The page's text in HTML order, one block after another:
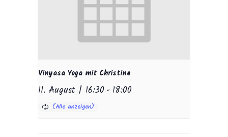
Vinyasa Yoga mit Christine
11. August | 16:30 -18:00